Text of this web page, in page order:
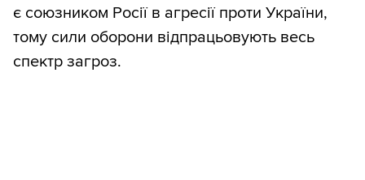
є союзником Росії в агресії проти України,
тому сили оборони відпрацьовують весь
спектр загроз.